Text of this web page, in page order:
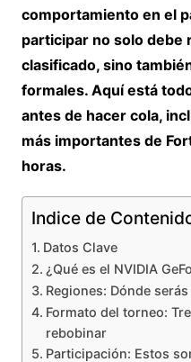
comportamiento en el
participar no solo debe
clasificado, sino
formales. Aquí está
antes de hacer cola,
más importantes de
horas.
Indice de
Datos Clave
¿Qué es el NVIDIA
Regiones: Dónde
Formato del torneo:
rebobinar
Participación: Estos